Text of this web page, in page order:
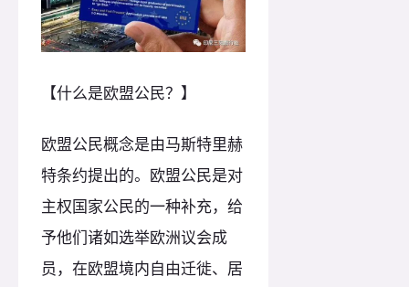
【什么是欧盟公民？】
欧盟公民概念是由马斯特里赫
特条约提出的。欧盟公民是对
主权国家公民的一种补充，给
予他们诸如选举欧洲议会成
员，在欧盟境内自由迁徙、居